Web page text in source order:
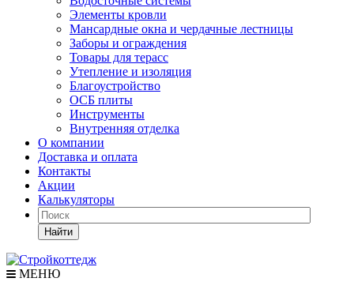
Элементы кровли
Мансардные окна и чердачные лестницы
Заборы и ограждения
Товары для терасс
Утепление и изоляция
Благоустройство
ОСБ плиты
Инструменты
Внутренняя отделка
О компании
Доставка и оплата
Контакты
Акции
Калькуляторы
Найти
МЕНЮ